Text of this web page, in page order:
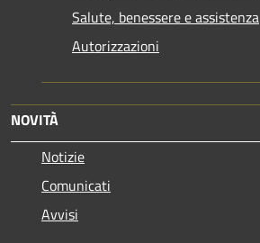
Salute, benessere e assistenza
Autorizzazioni
NOVITÀ
Notizie
Comunicati
Avvisi